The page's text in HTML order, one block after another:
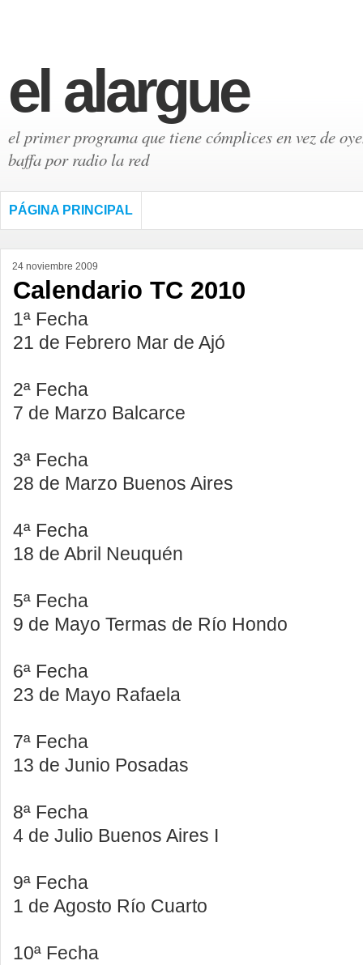
el alargue
el primer programa que tiene cómplices en vez de
baffa por radio la red
PÁGINA PRINCIPAL
24 noviembre 2009
Calendario TC 2010
1ª Fecha
21 de Febrero Mar de Ajó
2ª Fecha
7 de Marzo Balcarce
3ª Fecha
28 de Marzo Buenos Aires
4ª Fecha
18 de Abril Neuquén
5ª Fecha
9 de Mayo Termas de Río Hondo
6ª Fecha
23 de Mayo Rafaela
7ª Fecha
13 de Junio Posadas
8ª Fecha
4 de Julio Buenos Aires I
9ª Fecha
1 de Agosto Río Cuarto
10ª Fecha